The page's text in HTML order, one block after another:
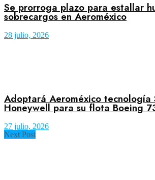
Se prorroga plazo para estallar
sobrecargos en Aeroméxico
28 julio, 2026
Adoptará Aeroméxico tecnología
Honeywell para su flota Boeing
27 julio, 2026
Next Post